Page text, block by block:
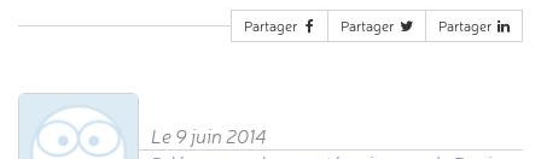
Partager Partager Partager
Le 9 juin 2014